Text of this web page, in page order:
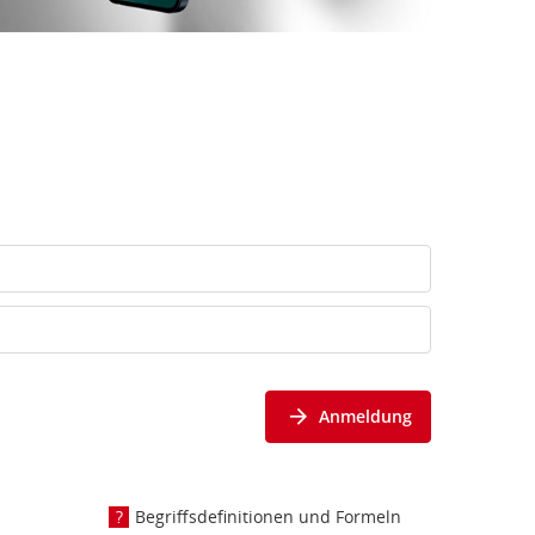
Anmeldung
Begriffsdefinitionen und Formeln